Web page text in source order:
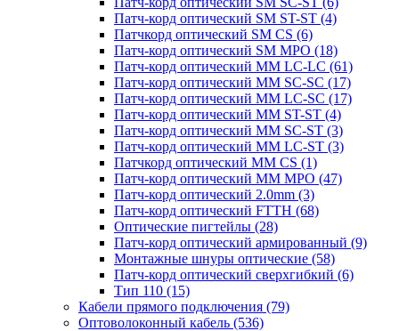
Патч-корд оптический SM ST-ST (4)
Патчкорд оптический SM CS (6)
Патч-корд оптический SM MPO (18)
Патч-корд оптический MM LC-LC (61)
Патч-корд оптический MM SC-SC (17)
Патч-корд оптический MM LC-SC (17)
Патч-корд оптический MM ST-ST (4)
Патч-корд оптический MM SC-ST (3)
Патч-корд оптический MM LC-ST (3)
Патчкорд оптический MM CS (1)
Патч-корд оптический MM MPO (47)
Патч-корд оптический 2.0mm (3)
Патч-корд оптический FTTH (68)
Оптические пигтейлы (28)
Патч-корд оптический армированный (9)
Монтажные шнуры оптические (58)
Патч-корд оптический сверхгибкий (6)
Тип 110 (15)
Кабели прямого подключения (79)
Оптоволоконный кабель (536)